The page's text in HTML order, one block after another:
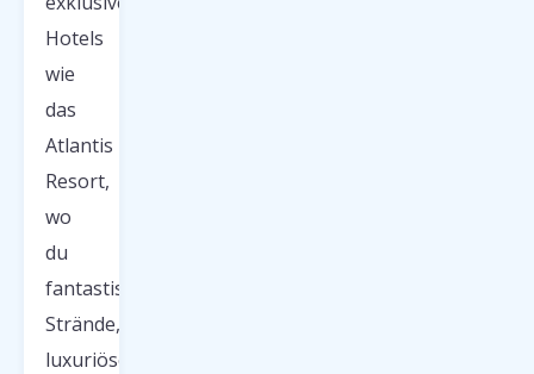
Hotels
wie
das
Atlantis
Resort,
wo
du
fantastische
Strände,
luxuriöse